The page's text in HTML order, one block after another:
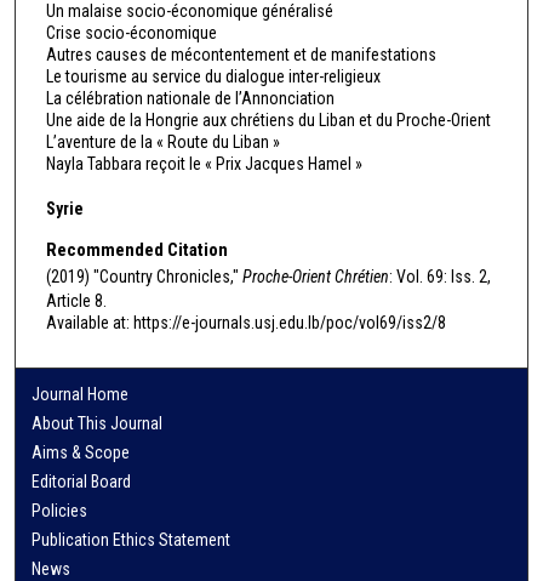
Un malaise socio-économique généralisé
Crise socio-économique
Autres causes de mécontentement et de manifestations
Le tourisme au service du dialogue inter-religieux
La célébration nationale de l’Annonciation
Une aide de la Hongrie aux chrétiens du Liban et du Proche-Orient
L’aventure de la « Route du Liban »
Nayla Tabbara reçoit le « Prix Jacques Hamel »
Syrie
Recommended Citation
(2019) "Country Chronicles," Proche-Orient Chrétien: Vol. 69: Iss. 2,
Article 8.
Available at: https://e-journals.usj.edu.lb/poc/vol69/iss2/8
Journal Home
About This Journal
Aims & Scope
Editorial Board
Policies
Publication Ethics Statement
News